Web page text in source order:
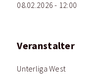
08.02.2026 - 12:00
Veranstalter
Unterliga West